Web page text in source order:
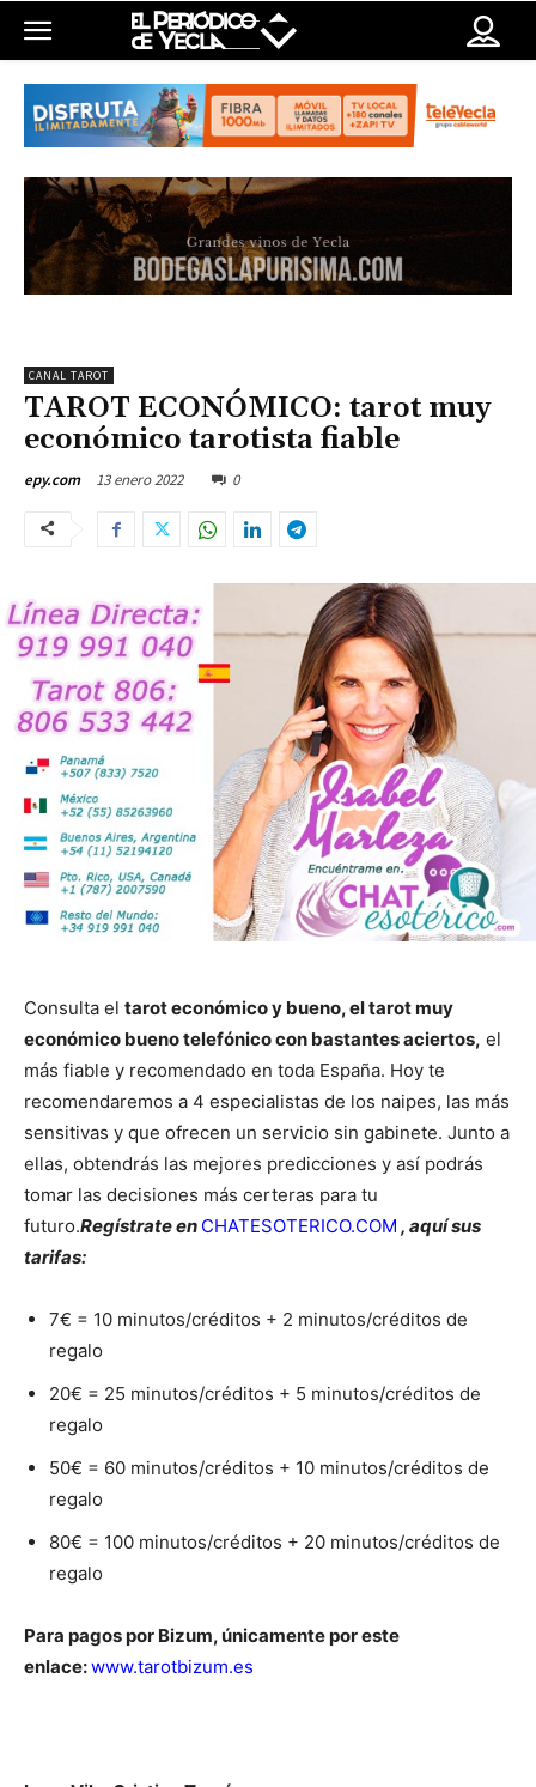
CANAL TAROT
TAROT ECONÓMICO: tarot muy
económico tarotista fiable
epy.com 13 enero 2022 0
Consulta el tarot económico y bueno, el tarot muy
económico bueno telefónico con bastantes aciertos, el
más fiable y recomendado en toda España. Hoy te
recomendaremos a 4 especialistas de los naipes, las más
sensitivas y que ofrecen un servicio sin gabinete. Junto a
ellas, obtendrás las mejores predicciones y así podrás
tomar las decisiones más certeras para tu
futuro.Regístrate en CHATESOTERICO.COM , aquí sus
tarifas:
7€ = 10 minutos/créditos + 2 minutos/créditos de
regalo
20€ = 25 minutos/créditos + 5 minutos/créditos de
regalo
50€ = 60 minutos/créditos + 10 minutos/créditos de
regalo
80€ = 100 minutos/créditos + 20 minutos/créditos de
regalo
Para pagos por Bizum, únicamente por este
enlace:www.tarotbizum.es